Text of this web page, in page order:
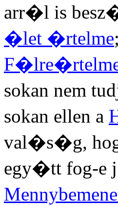
arr�l is
�let �rtelme
sokan nem
sokan ellen a
val�s�g,
egy�tt fog-e